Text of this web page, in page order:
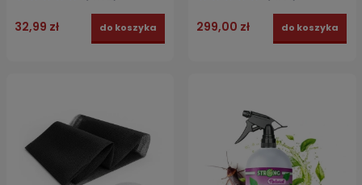
32,99 zł do koszyka
zwalczania owadów
latających i biegających
299,00 zł do koszyka